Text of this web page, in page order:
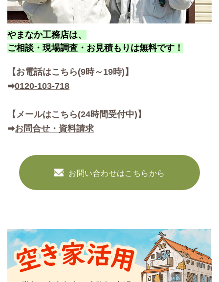
やまなか工務店は、
ご相談・現場調査・お見積もりは無料です！
【お電話はこちら(9時～19時)】
➡0120-103-718
【メールはこちら(24時間受付中)】
➡お問合せ・資料請求
お問い合わせはこちらから